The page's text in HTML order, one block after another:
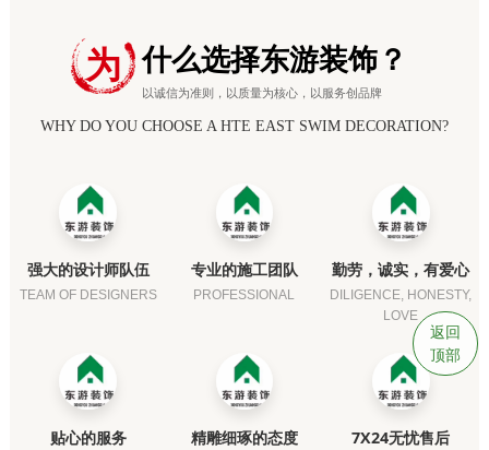
为 什么选择东游装饰？
以诚信为准则，以质量为核心，以服务创品牌
WHY DO YOU CHOOSE A HTE EAST SWIM DECORATION?
强大的设计师队伍
TEAM OF DESIGNERS
专业的施工团队
PROFESSIONAL
勤劳，诚实，有爱心
DILIGENCE, HONESTY,
LOVE
贴心的服务 精雕细琢的态度 7X24无忧售后
返回
顶部